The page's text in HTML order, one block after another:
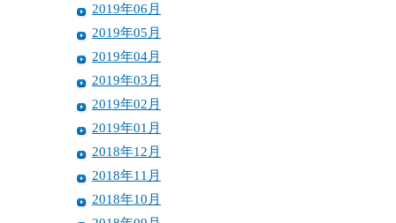
2019年06月
2019年05月
2019年04月
2019年03月
2019年02月
2019年01月
2018年12月
2018年11月
2018年10月